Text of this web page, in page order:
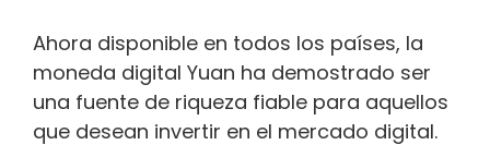
Ahora disponible en todos los países, la
moneda digital Yuan ha demostrado ser
una fuente de riqueza fiable para aquellos
que desean invertir en el mercado digital.